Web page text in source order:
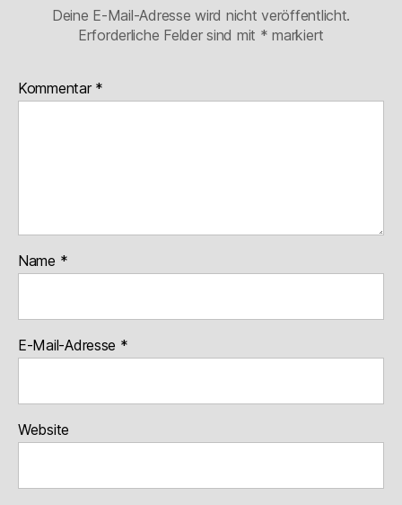
Deine E-Mail-Adresse wird nicht veröffentlicht.
Erforderliche Felder sind mit * markiert
Kommentar *
Name *
E-Mail-Adresse *
Website